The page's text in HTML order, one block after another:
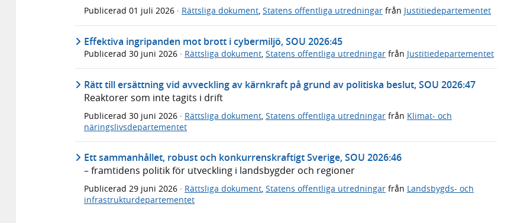
Publicerad 01 juli 2026 · Rättsliga dokument, Statens offentliga utredningar från Justitiedepartementet
Effektiva ingripanden mot brott i cybermiljö, SOU 2026:45
Publicerad 30 juni 2026 · Rättsliga dokument, Statens offentliga utredningar från Justitiedepartementet
Rätt till ersättning vid avveckling av kärnkraft på grund av politiska beslut, SOU 2026:47
Reaktorer som inte tagits i drift
Publicerad 30 juni 2026 · Rättsliga dokument Statens offentliga utredningar från Klimat- och
näringslivsdepartementet
Ett sammanhållet, robust och konkurrenskraftigt Sverige, SOU 2026:46
– framtidens politik för utveckling i landsbygder och regioner
Publicerad 29 juni 2026 · Rättsliga dokument, Statens offentliga utredningar från Landsbygds- och
infrastrukturdepartementet